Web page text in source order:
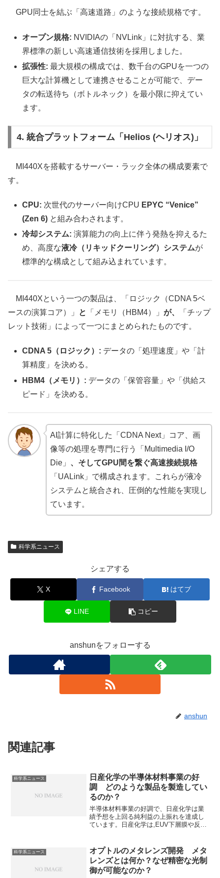
GPU同士を結ぶ「高速道路」のような接続規格です。
オープン規格: NVIDIAの「NVLink」に対抗する、業
界標準の新しい高速通信技術を採用しました。
拡張性: 最大規模の構成では、数千台のGPUを一つの
巨大な計算機として連携させることが可能で、デー
タの転送待ち（ボトルネック）を最小限に抑えてい
ます。
4. 統合プラットフォーム「Helios (ヘリオス)」
MI440Xを搭載するサーバー・ラック全体の構成要素で
す。
CPU: 次世代のサーバー向けCPU EPYC “Venice”
(Zen 6) と組み合わされます。
冷却システム: 演算能力の向上に伴う発熱を抑えるた
め、高度な液冷（リキッドクーリング）システムが
標準的な構成として組み込まれています。
MI440Xという一つの製品は、「ロジック（CDNA 5ベ
ースの演算コア）」
と 「メモリ（HBM4）」 が、
「チップ
レット技術」によって一つにまとめられたものです。
CDNA 5（ロジック）: データの「処理速度」や「計
算精度」を決める。
HBM4（メモリ）: データの「保管容量」や「供給ス
ピード」を決める。
AI計算に特化した「CDNA Next」コア、画
像等の処理を専門に行う「Multimedia I/O
Die」 、そしてGPU間を繋ぐ高速接続規格
「UALink」で構成されます。これらが液冷
システムと統合され、圧倒的な性能を実現し
ています。
科学系ニュース
シェアする
X Facebook はてブ
LINE コピー
anshunをフォローする
anshun
関連記事
科学系ニュース
日産化学の半導体材料事業の好
調 どのような製品を製造してい
るのか？
半導体材料事業の好調で、日産化学は業
績予想を上回る純利益の上振れを達成し
ています。日産化学は,EUV下層膜や反射
ことができます。
科学系ニュース
オプトルのメタレンズ開発 メタ
レンズとは何か？なぜ精密な光制
御が可能なのか？